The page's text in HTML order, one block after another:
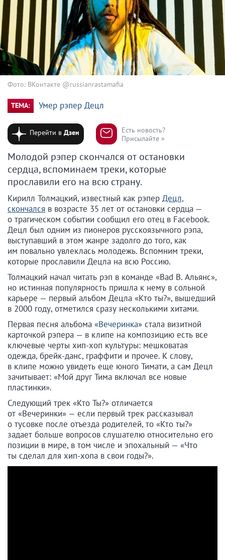
Фото: ВКонтакте @russianrastamafia
ТЕМА: Умер рэпер Децл
Перейти вДзен
Есть новость?
Присылайте »
Молодой рэпер скончался от остановки
сердца, вспоминаем треки, которые
прославили его на всю страну.
Кирилл Толмацкий, известный как рэпер Децл,
скончался в возрасте 35 лет от остановки сердца —
о трагическом событии сообщил его отец в Facebook.
Децл был одним из пионеров русскоязычного рэпа,
выступавший в этом жанре задолго до того, как
им повально увлеклась молодежь. Вспомним треки,
которые прославили Децла на всю Россию.
Толмацкий начал читать рэп в команде «Bad B. Альянс»,
но истинная популярность пришла к нему в сольной
карьере — первый альбом Децла «Кто ты?», вышедший
в 2000 году, отметился сразу несколькими хитами.
Первая песня альбома «Вечеринка» стала визитной
карточкой рэпера — в клипе на композицию есть все
ключевые черты хип-хоп культуры: мешковатая
одежда, брейк-данс, граффити и прочее. К слову,
в клипе можно увидеть еще юного Тимати, а сам Децл
зачитывает: «Мой друг Тима включал все новые
пластинки».
Следующий трек «Кто Ты?» отличается
от «Вечеринки» — если первый трек рассказывал
о тусовке после отъезда родителей, то «Кто ты?»
задает больше вопросов слушателю относительно его
позиции в мире, в том числе и эпохальный — «Что
ты сделал для хип-хопа в свои годы?».